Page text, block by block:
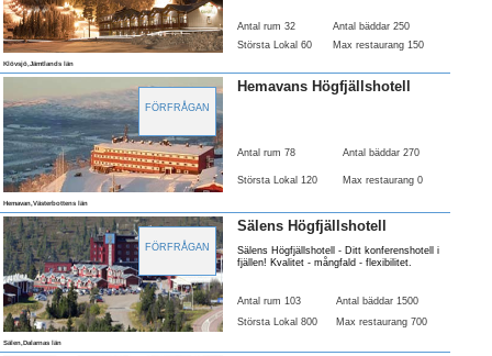
Antal rum 32
Antal bäddar 250
Största Lokal 60
Max restaurang 150
Klövsjö,Jämtlands län
FÖRFRÅGAN
Hemavans Högfjällshotell
Antal rum 78 Antal bäddar 270
Största Lokal 120 Max restaurang 0
Hemavan,Västerbottens län
FÖRFRÅGAN
Sälens Högfjällshotell
Sälens Högfjällshotell - Ditt konferenshotell i
fjällen! Kvalitet - mångfald - flexibilitet.
Antal rum 103
Antal bäddar 1500
Största Lokal 800
Max restaurang 700
Sälen,Dalarnas län